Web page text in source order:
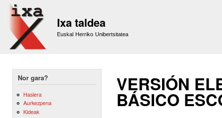
Ixa taldea
Euskal Herriko Unibertsitatea
Nor gara?
Hasiera
Aurkezpena
Kideak
VERSIÓN
BÁSICO